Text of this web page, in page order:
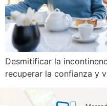
Desmitificar la
recuperar la confianza y